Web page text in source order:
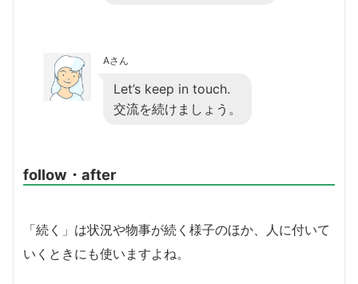
Aさん
Let’s keep in touch.
交流を続けましょう。
follow・after
「続く」は状況や物事が続く様子のほか、人に付いて
いくときにも使いますよね。